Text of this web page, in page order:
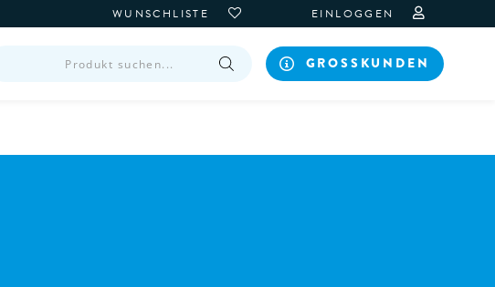
WUNSCHLISTE EINLOGGEN
GROSSKUNDEN